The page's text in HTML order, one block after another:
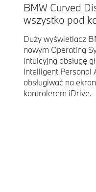
BMW Curved
wszystko pod
Duży wyświetlacz
nowym Operating
intuicyjną obsługę
Intelligent Personal
obsługiwać na
kontrolerem iDrive.